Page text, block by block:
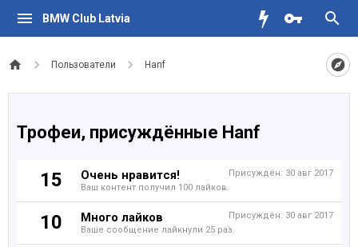
BMW Club Latvia
Пользователи Hanf
Трофеи, присуждённые Hanf
15 Присуждён: 30 авг 2017
Очень нравится!
Ваш контент получил 100 лайков.
10 Присуждён: 30 авг 2017
Много лайков
Ваше сообщение лайкнули 25 раз.